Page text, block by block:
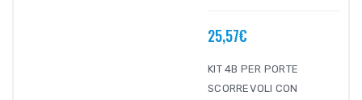
25,57€
KIT 4B PER PORTE
SCORREVOLI CON